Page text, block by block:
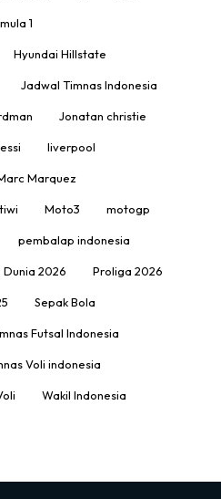
1
Hyundai Hillstate
Jadwal Timnas Indonesia
Jonatan christie
liverpool
Marquez
Moto3 motogp
pembalap indonesia
Dunia 2026 Proliga 2026
Sepak Bola
Futsal Indonesia
Voli indonesia
Wakil Indonesia